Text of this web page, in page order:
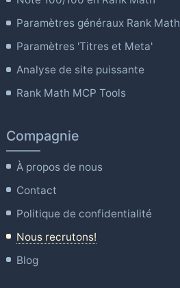
Paramètres généraux Rank Math
Paramètres 'Titres et Meta'
Analyse de site puissante
Rank Math MCP Tools
Compagnie
À propos de nous
Contact
Politique de confidentialité
Nous recrutons!
Blog